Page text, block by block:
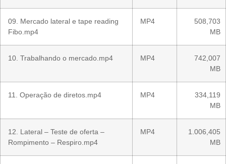
09. Mercado lateral e tape reading
Fibo.mp4
MP4
508,703
MB
10. Trabalhando o mercado.mp4 MP4
742,007
MB
11. Operação de diretos.mp4 MP4
334,119
MB
12. Lateral – Teste de oferta –
Rompimento – Respiro.mp4
MP4
1.006,405
MB